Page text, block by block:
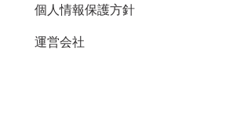
個人情報保護方針
運営会社